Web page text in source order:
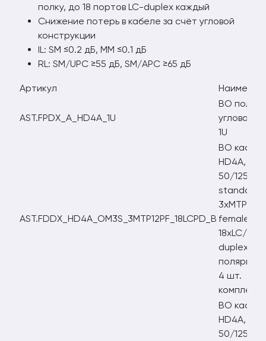
полку, до 18 портов LC-duplex каждый
Снижение потерь в кабеле за счёт угловой
конструкции
IL: SM ≤0.2 дБ, MM ≤0.1 дБ
RL: SM/UPC ≥55 дБ, SM/APC ≥65 дБ
Артикул
AST.FPDX_A_HD4A_1U
ВО полка
угловая,
1U
AST.FDDX_HD4A_OM3S_3MTP12PF_18LCPD_B
ВО
HD4A,
50/125
standart,
3xMTP12/
female,
18xLC/PC
duplex,
4 шт.
комплект
ВО
HD4A,
50/125